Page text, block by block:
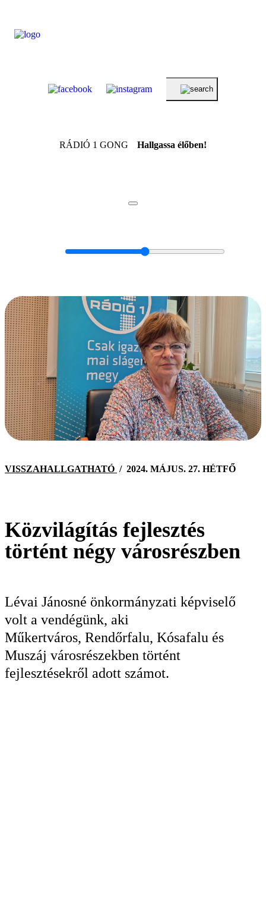
RÁDIÓ 1 GONG Hallgassa élőben!
VISSZAHALLGATHATÓ / 2024. MÁJUS. 27. HÉTFŐ
Közvilágítás fejlesztés
történt négy városrészben
Lévai Jánosné önkormányzati képviselő
volt a vendégünk, aki
Műkertváros, Rendőrfalu, Kósafalu és
Muszáj városrészekben történt
fejlesztésekről adott számot.